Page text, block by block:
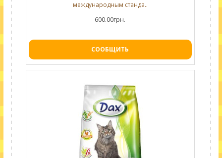
международным станда..
600.00грн.
СООБЩИТЬ